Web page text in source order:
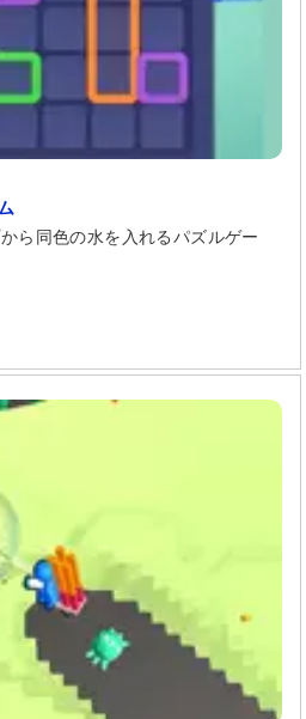
ら同色の水を入れるパズルゲー